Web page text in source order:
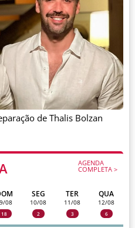
AGENDA
COMPLETA >
08
18
SEG
10/08
2
TER
11/08
3
QUA
12/08
6
de Thalis Bolzan